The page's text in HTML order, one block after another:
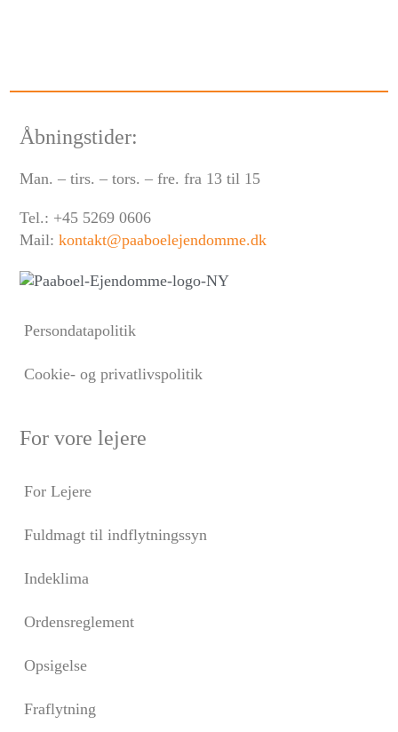
Åbningstider:
Man. – tirs. – tors. – fre. fra 13 til 15
Tel.: +45 5269 0606
Mail:kontakt@paaboelejendomme.dk
Persondatapolitik
Cookie- og privatlivspolitik
For vore lejere
For Lejere
Fuldmagt til indflytningssyn
Indeklima
Ordensreglement
Opsigelse
Fraflytning